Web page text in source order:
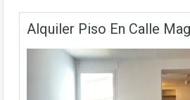
Alquiler Piso En Calle